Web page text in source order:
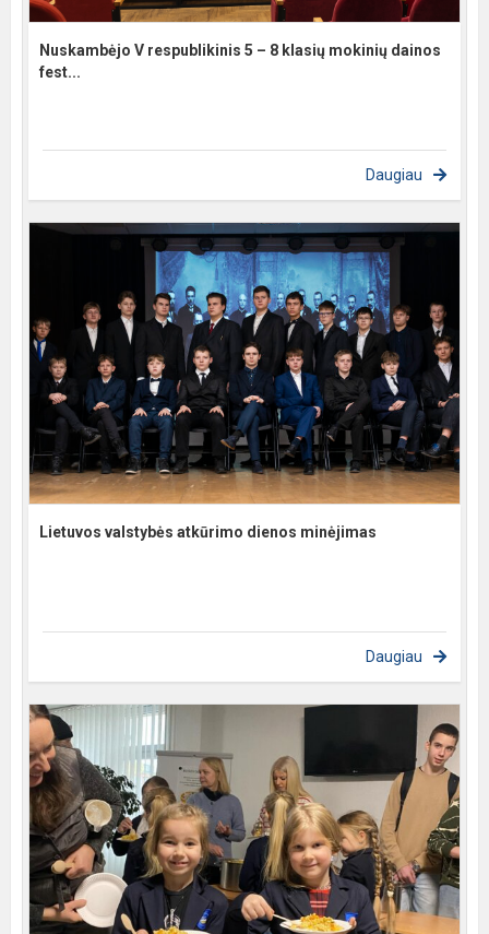
Nuskambėjo V respublikinis 5 – 8 klasių mokinių dainos
fest...
Daugiau
Lietuvos valstybės atkūrimo dienos minėjimas
Daugiau